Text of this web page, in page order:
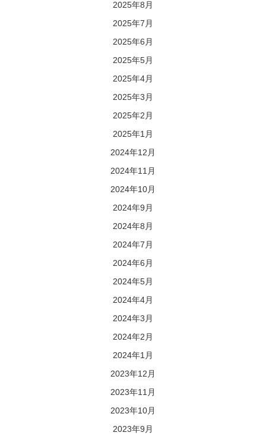
2025年8月
2025年7月
2025年6月
2025年5月
2025年4月
2025年3月
2025年2月
2025年1月
2024年12月
2024年11月
2024年10月
2024年9月
2024年8月
2024年7月
2024年6月
2024年5月
2024年4月
2024年3月
2024年2月
2024年1月
2023年12月
2023年11月
2023年10月
2023年9月